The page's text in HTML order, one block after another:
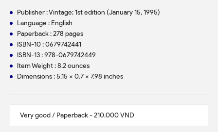
Publisher : Vintage; 1st edition (January 15, 1995)
Language : English
Paperback : 278 pages
ISBN-10 : 0679742441
ISBN-13 : 978-0679742449
Item Weight : 8.2 ounces
Dimensions : 5.15 x 0.7 x 7.98 inches